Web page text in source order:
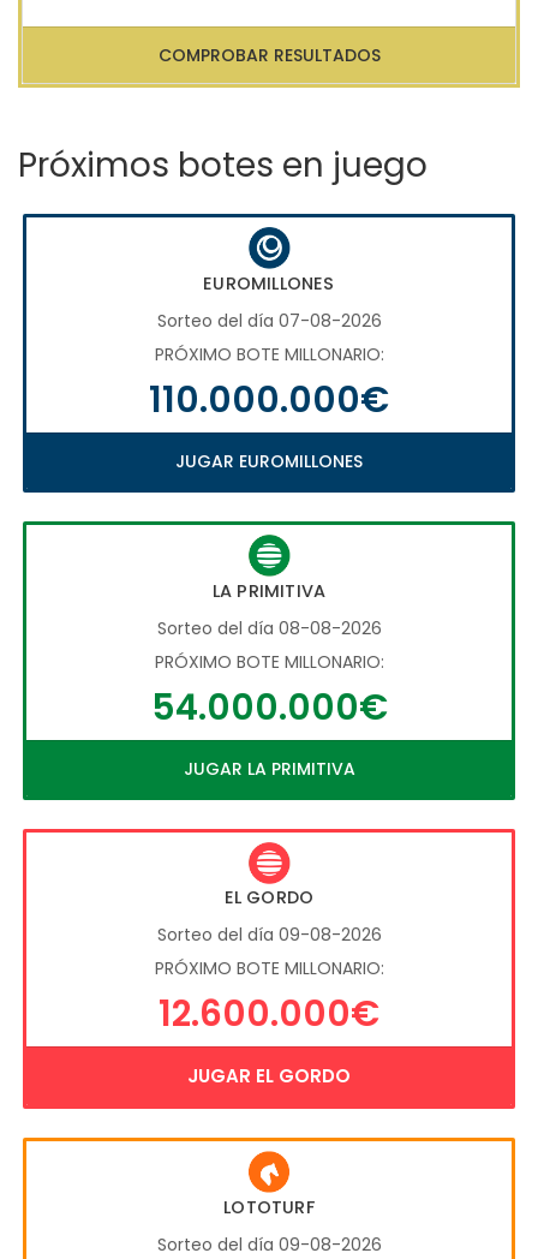
COMPROBAR RESULTADOS
Próximos botes en juego
EUROMILLONES
Sorteo del día 07-08-2026
PRÓXIMO BOTE MILLONARIO:
110.000.000€
JUGAR EUROMILLONES
LA PRIMITIVA
Sorteo del día 08-08-2026
PRÓXIMO BOTE MILLONARIO:
54.000.000€
JUGAR LA PRIMITIVA
EL GORDO
Sorteo del día 09-08-2026
PRÓXIMO BOTE MILLONARIO:
12.600.000€
JUGAR EL GORDO
LOTOTURF
Sorteo del día 09-08-2026